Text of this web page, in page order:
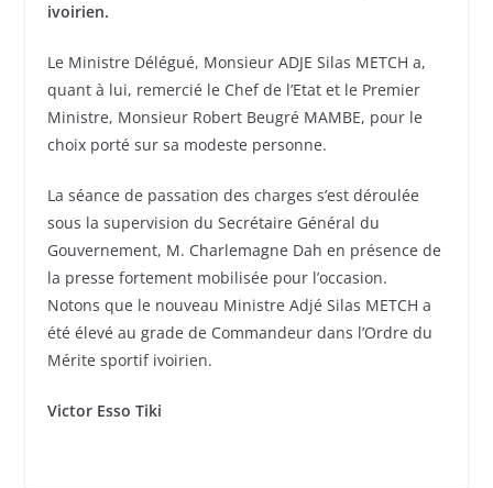
ivoirien.
Le Ministre Délégué, Monsieur ADJE Silas METCH a,
quant à lui, remercié le Chef de l’Etat et le Premier
Ministre, Monsieur Robert Beugré MAMBE, pour le
choix porté sur sa modeste personne.
La séance de passation des charges s’est déroulée
sous la supervision du Secrétaire Général du
Gouvernement, M. Charlemagne Dah en présence de
la presse fortement mobilisée pour l’occasion.
Notons que le nouveau Ministre Adjé Silas METCH a
été élevé au grade de Commandeur dans l’Ordre du
Mérite sportif ivoirien.
Victor Esso Tiki